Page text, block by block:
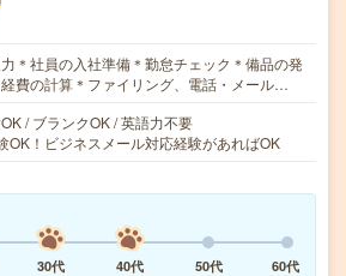
＊社員の入社準備＊勤怠チェック＊備品の発
費の計算＊ファイリング、電話・メール…
/ ブランクOK / 英語力不要
OK！ビジネスメール対応経験があればOK
30代 40代 50代
60代